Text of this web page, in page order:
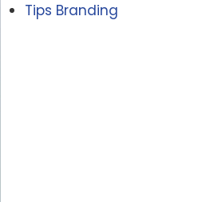
Tips Branding